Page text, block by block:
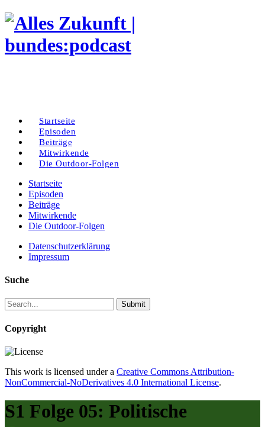
Startseite
Episoden
Beiträge
Mitwirkende
Die Outdoor-Folgen
Startseite
Episoden
Beiträge
Mitwirkende
Die Outdoor-Folgen
Datenschutzerklärung
Impressum
Suche
Copyright
This work is licensed under a Creative Commons Attribution-
NonCommercial-NoDerivatives 4.0 International License.
S1 Folge 05: Politische